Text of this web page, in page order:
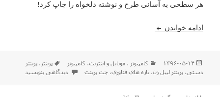
هر سطحی به آسانی طرح و نوشته دلخواه را چاپ کرد!
ادامه خواندن معرفی یک پرینتر دستی جالب ، چاب بر روی اجسام
ارسال
شده
۱۳۹۶-۰۵-۱۴ دسته‌ها
كامپيوتر ، موبایل و اينترنت، کامپیوتر برچسب‌ها
پرینتر ،پرینتر
دستی،پرینتر لیبل زن،تازه های فناوری،جت پرینت برای معرفی یک پرینتر
دیدگاهی بنویسید